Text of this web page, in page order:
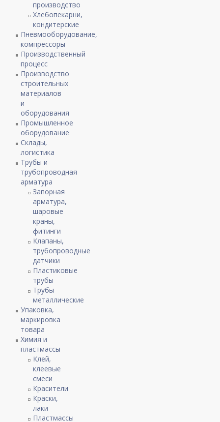
производство
Хлебопекарни,
кондитерские
Пневмооборудование,
компрессоры
Производственный
процесс
Производство
строительных
материалов
и
оборудования
Промышленное
оборудование
Склады,
логистика
Трубы и
трубопроводная
арматура
Запорная
арматура,
шаровые
краны,
фитинги
Клапаны,
трубопроводные
датчики
Пластиковые
трубы
Трубы
металлические
Упаковка,
маркировка
товара
Химия и
пластмассы
Клей,
клеевые
смеси
Красители
Краски,
лаки
Пластмассы